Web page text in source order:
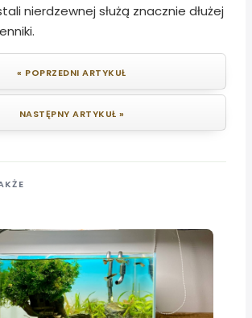
nierdzewnej służą znacznie dłużej
« POPRZEDNI ARTYKUŁ
NASTĘPNY ARTYKUŁ »